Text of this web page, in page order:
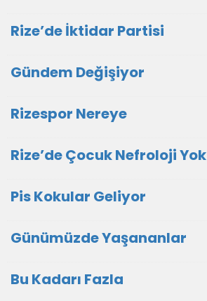
Rize’de İktidar Partisi
Gündem Değişiyor
Rizespor Nereye
Rize’de Çocuk Nefroloji Yok
Pis Kokular Geliyor
Günümüzde Yaşananlar
Bu Kadarı Fazla